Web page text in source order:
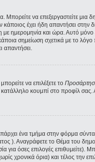
Μπορείτε να επεξεργαστείτε
έχει ήδη απαντήσει στην
ημερομηνία και ώρα. Αυτό μόνο
σημείωση σχετικά με το
απαντήσει.
να επιλέξετε το
κουμπί στο προφίλ σας.
ένα τμήμα στην φόρμα
). Αναγράφετε το Θέμα του
όσες επιλογές επιθυμείτε).
χρονικά όρια) και τέλος την